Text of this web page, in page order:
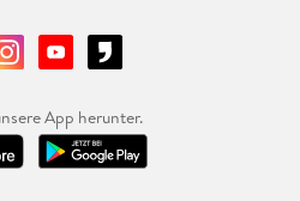
App herunter.